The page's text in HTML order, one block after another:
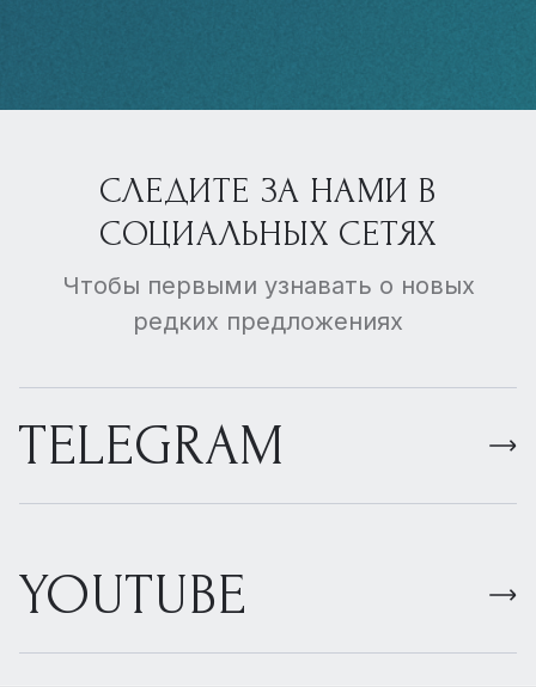
СЛЕДИТЕ ЗА НАМИ В
СОЦИАЛЬНЫХ СЕТЯХ
Чтобы первыми узнавать о новых
редких предложениях
TELEGRAM
YOUTUBE